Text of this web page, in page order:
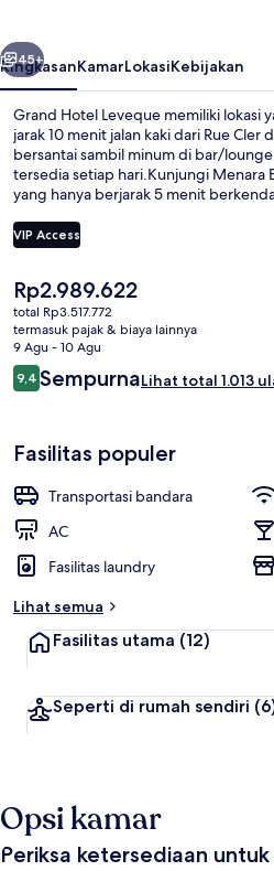
Berikutnya
45+
RingkasanKamarLokasiKebijakan
Grand Hotel Leveque memiliki lokasi
jarak 10 menit jalan kaki dari Rue Cler
bersantai sambil minum di bar/
tersedia setiap hari.Kunjungi Menara
yang hanya berjarak 5 menit
tidak jauh: Stasiun La Tour-Maubourg
Ecole Militaire berjarak 4 menit.
VIP Access
Harga
saat
ini
Rp2.989.622
Rp2.989.622
total Rp3.517.772
termasuk pajak & biaya lainnya
9 Agu - 10 Agu
Ulasan
9,49,4 dari 10
SempurnaLihat total 1.013
Fasilitas populer
Transportasi bandara
AC
Fasilitas laundry
Lihat semua
Fasilitas utama (12)
Seperti di rumah sendiri
Opsi kamar
Periksa ketersediaan